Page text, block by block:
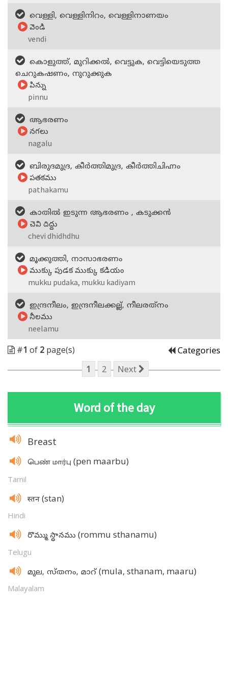
വെള്ളി, വെള്ളിനിറം, വെള്ളിനാണയം
వెండి
vendi
കൊളുത്ത്, മുറിക്കല്‍, വെട്ടുക, വെട്ടിയെടുത്ത
ചെറുകഷണം, നുറുക്കുക
పిన్ను
pinnu
ആഭരണം
నగలు
nagalu
ബിരുദമുദ്ര, കീര്‍ത്തിമുദ്ര, കീര്‍ത്തിചിഹ്നം
పతకము
pathakamu
കാതിൽ ഇടുന്ന ആഭരണം , കടുക്കന്‍
చెవి దిద్దు
chevi dhidhdhu
മൂക്കുത്തി, നാസാഭരണം
ముక్కు పుడక ముక్కు కడియం
mukku pudaka, mukku kadiyam
ഇന്ദ്രനീലം, ഇന്ദ്രനീലക്കല്ല്‌, നീലരത്‌നം
నీలము
neelamu
#1 of 2 page(s)
Categories
1
2 Next
Word of the day
Breast
பெண் மார்பு (pen maarbu)
Tamil
स्तन (stan)
Hindi
రొమ్ము స్థానము (rommu sthanamu)
Telugu
മുല, സ്‌തനം, മാറ്‌ (mula, sthanam, maaru)
Malayalam